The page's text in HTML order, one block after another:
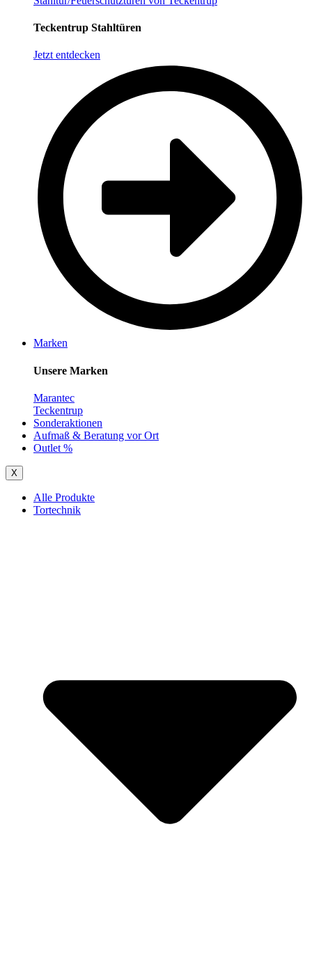
Teckentrup Stahltüren
Jetzt entdecken
Marken
Unsere Marken
Marantec
Teckentrup
Sonderaktionen
Aufmaß & Beratung vor Ort
Outlet %
X
Alle Produkte
Tortechnik